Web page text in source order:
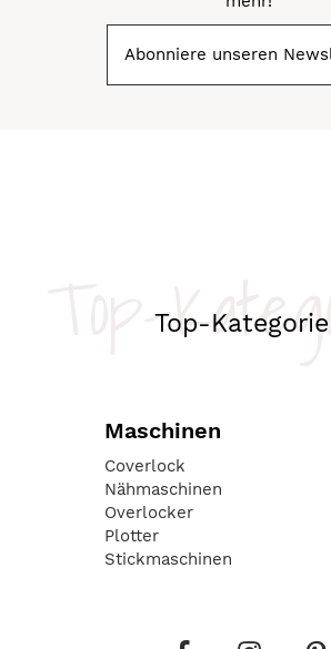
Abonniere unseren
Top-
Top-
Maschinen
Coverlock
Nähmaschinen
Overlocker
Plotter
Stickmaschinen